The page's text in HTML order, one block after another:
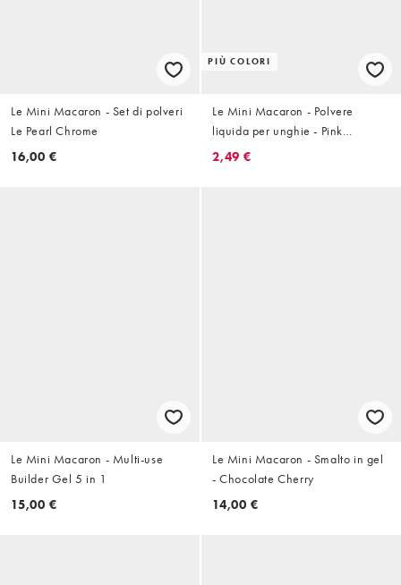
Le Mini Macaron - Set di polveri
Le Pearl Chrome
16,00 €
PIÙ COLORI
Le Mini Macaron - Polvere
liquida per unghie - Pink
Euphoria
2,49 €
Le Mini Macaron - Multi-use
Builder Gel 5 in 1
15,00 €
Le Mini Macaron - Smalto in gel
- Chocolate Cherry
14,00 €